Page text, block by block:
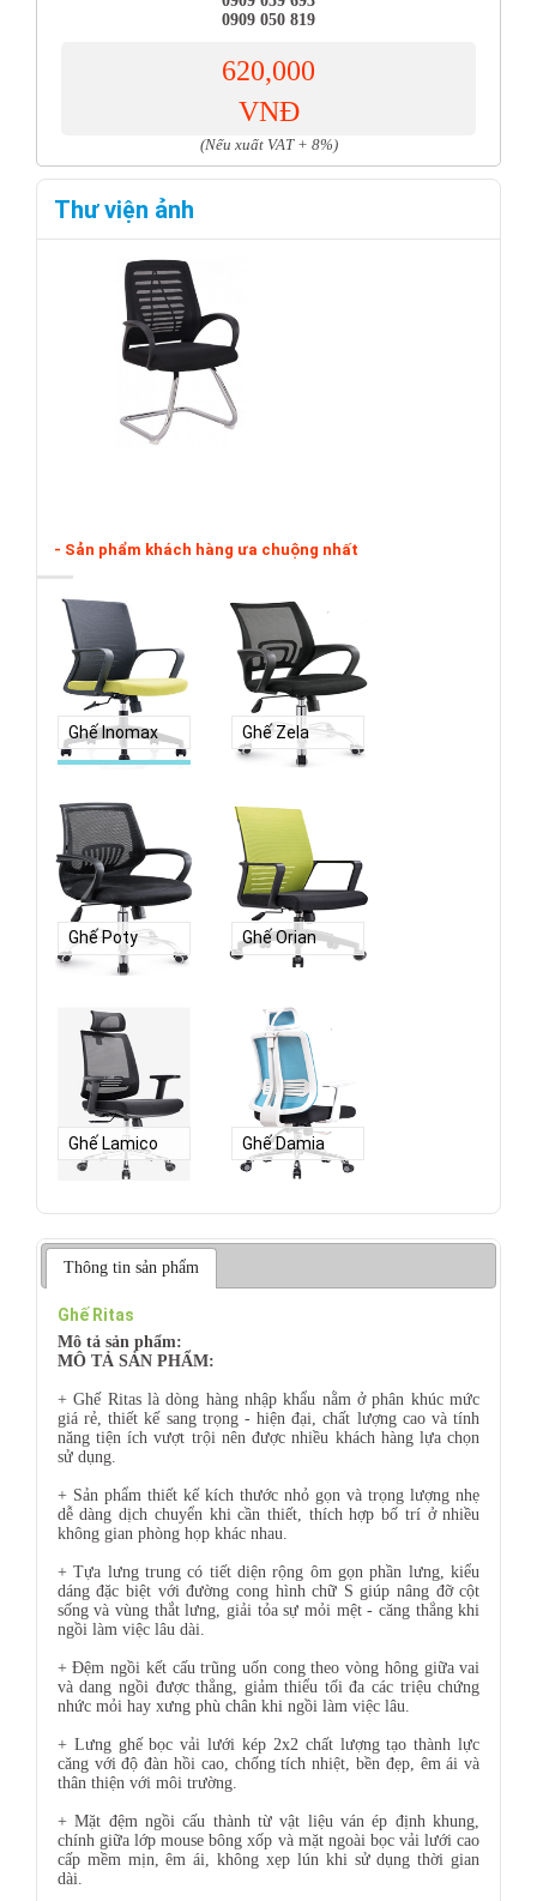
0909 050 819
620,000
VNĐ
(Nếu xuất VAT + 8%)
Thư viện ảnh
- Sản phẩm khách hàng ưa chuộng nhất
Ghế Inomax Ghế Zela
Ghế Poty Ghế Orian
Ghế Lamico Ghế Damia
Thông tin sản phẩm
Ghế Ritas
Mô tả sản phẩm:
MÔ TẢ SẢN PHẨM:
+ Ghế Ritas là dòng hàng nhập khẩu nằm ở phân khúc mức
giá rẻ, thiết kế sang trọng - hiện đại, chất lượng cao và tính
năng tiện ích vượt trội nên được nhiều khách hàng lựa chọn
sử dụng.
+ Sản phẩm thiết kế kích thước nhỏ gọn và trọng lượng nhẹ
dễ dàng dịch chuyển khi cần thiết, thích hợp bố trí ở nhiều
không gian phòng họp khác nhau.
+ Tựa lưng trung có tiết diện rộng ôm gọn phần lưng, kiểu
dáng đặc biệt với đường cong hình chữ S giúp nâng đỡ cột
sống và vùng thắt lưng, giải tỏa sự mỏi mệt - căng thẳng khi
ngồi làm việc lâu dài.
+ Đệm ngồi kết cấu trũng uốn cong theo vòng hông giữa vai
và dang ngồi được thẳng, giảm thiểu tối đa các triệu chứng
nhức mỏi hay xưng phù chân khi ngồi làm việc lâu.
+ Lưng ghế bọc vải lưới kép 2x2 chất lượng tạo thành lực
căng với độ đàn hồi cao, chống tích nhiệt, bền đẹp, êm ái và
thân thiện với môi trường.
+ Mặt đệm ngồi cấu thành từ vật liệu ván ép định khung,
chính giữa lớp mouse bông xốp và mặt ngoài bọc vải lưới cao
cấp mềm mịn, êm ái, không xẹp lún khi sử dụng thời gian
dài.